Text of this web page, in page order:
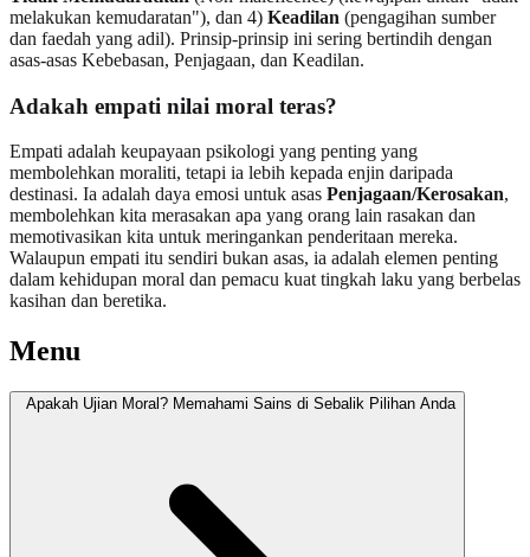
melakukan kemudaratan"), dan 4) Keadilan (pengagihan sumber
dan faedah yang adil). Prinsip-prinsip ini sering bertindih dengan
asas-asas Kebebasan, Penjagaan, dan Keadilan.
Adakah empati nilai moral teras?
Empati adalah keupayaan psikologi yang penting yang
membolehkan moraliti, tetapi ia lebih kepada enjin daripada
destinasi. Ia adalah daya emosi untuk asas Penjagaan/Kerosakan,
membolehkan kita merasakan apa yang orang lain rasakan dan
memotivasikan kita untuk meringankan penderitaan mereka.
Walaupun empati itu sendiri bukan asas, ia adalah elemen penting
dalam kehidupan moral dan pemacu kuat tingkah laku yang berbelas
kasihan dan beretika.
Menu
Apakah Ujian Moral? Memahami Sains di Sebalik Pilihan Anda